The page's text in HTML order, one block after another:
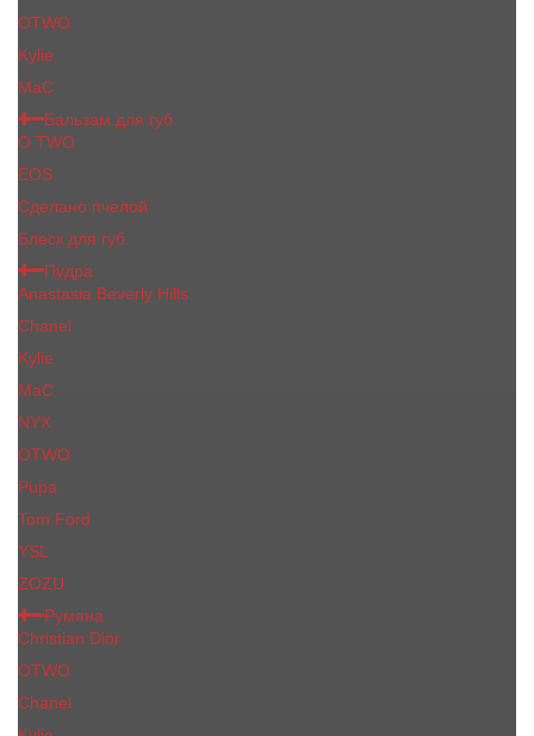
OTWO
Kylie
МаС
Бальзам для губ
O.TWO
EOS
Сделано пчелой
Блеск для губ
Пудра
Anastasia Beverly Hills
Chanel
Kylie
MaC
NYX
OTWO
Pupa
Tom Ford
YSL
ZOZU
Румяна
Christian Dior
OTWO
Сhanеl